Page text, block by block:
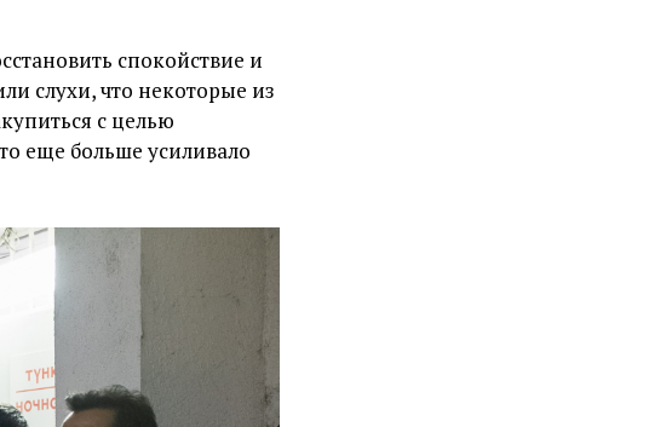
спокойствие и
слухи, что некоторые из
с целью
еще больше усиливало